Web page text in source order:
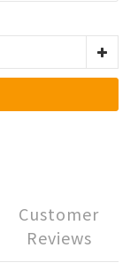
Customer
Reviews